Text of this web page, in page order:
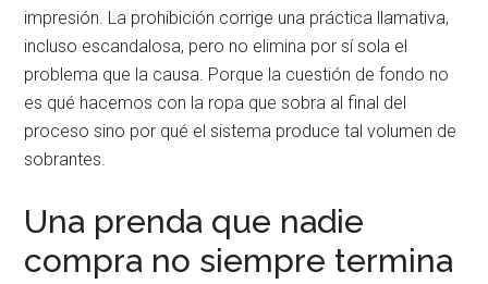
impresión. La prohibición corrige una práctica llamativa,
incluso escandalosa, pero no elimina por sí sola el
problema que la causa. Porque la cuestión de fondo no
es qué hacemos con la ropa que sobra al final del
proceso sino por qué el sistema produce tal volumen de
sobrantes.
Una prenda que nadie
compra no siempre termina